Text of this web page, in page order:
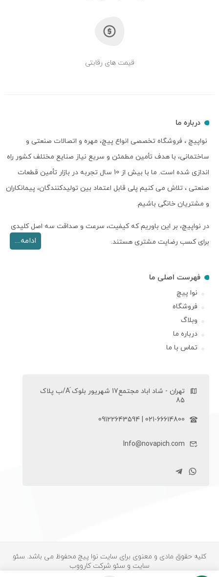
قیمت های رقابتی
درباره ما
نواپیچ ، فروشگاه تخصصی انواع پیچ، مهره و اتصالات صنعتی و
ساختمانی، با هدف تأمین مطمئن و سریع نیاز صنایع مختلف کشور راه
اندازی شده است. ما با بیش از 10 سال تجربه در بازار تأمین قطعات
صنعتی ، تلاش می کنیم پلی قابل اعتماد بین تولیدکنندگان، پیمانکاران
و مشتریان خانگی باشیم.
در نواپیچ، بر این باوریم که کیفیت، سرعت و صداقت سه اصل کلیدی
برای کسب رضایت مشتری هستند.
ادامه....
فهرست اصلی ما
نوا پیچ
فروشگاه
وبلاگ
درباره ما
تماس با ما
تهران - شاد اباد مجتمع17 شهریور بلوک َA/ب پلاک
85
021-66614800 | 09122643594
Info@novapich.com
کلیه حقوق مادی و معنوی برای سایت نوا پیچ محفوظ می باشد. سئو
سایت و سئو شرکت کارووب